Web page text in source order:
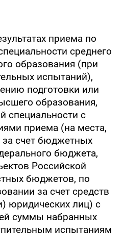
приема по
среднего
образования (при
испытаний),
подготовки или
образования,
специальности с
приема (на места,
счет бюджетных
бюджета,
Российской
бюджетов, по
за счет средств
юридических лиц) с
суммы набранных
испытаниям